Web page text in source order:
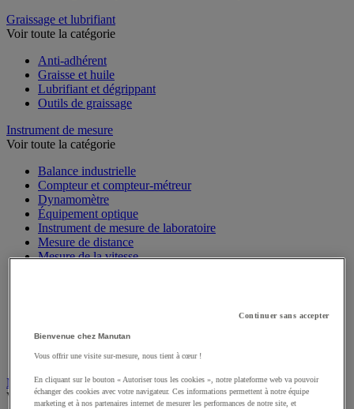
Graissage et lubrifiant
Voir toute la catégorie
Anti-adhérent
Graisse et huile
Lubrifiant et dégrippant
Outils de graissage
Instrument de mesure
Voir toute la catégorie
Balance industrielle
Compteur et compteur-métreur
Dynamomètre
Équipement optique
Instrument de mesure de laboratoire
Mesure de distance
Mesure de la vitesse
Mesureur et détecteur d'épaisseur
Thermomètre et thermohygromètre
Marquage
Voir toute la catégorie
Continuer sans accepter
Bienvenue chez Manutan
Vous offrir une visite sur-mesure, nous tient à cœur !
En cliquant sur le bouton « Autoriser tous les cookies », notre plateforme web va pouvoir
échanger des cookies avec votre navigateur. Ces informations permettent à notre équipe
marketing et à nos partenaires internet de mesurer les performances de notre site, et